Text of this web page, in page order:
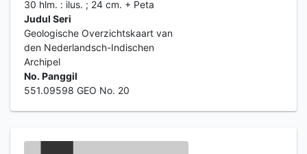
30 hlm. : ilus. ; 24 cm. + Peta
Judul Seri
Geologische Overzichtskaart van
den Nederlandsch-Indischen
Archipel
No. Panggil
551.09598 GEO No. 20